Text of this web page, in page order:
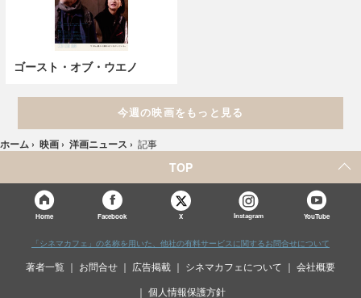
ゴースト・オブ・ウエノ
今週の映画をもっと見る
ホーム › 映画 › 洋画ニュース › 記事
TOP
Home Facebook X Instagram YouTube
「シネマカフェ」の名称を用いた、他社の有料サービスに関するお問合せについて
著者一覧 お問合せ 広告掲載 シネマカフェについて 会社概要
個人情報保護方針